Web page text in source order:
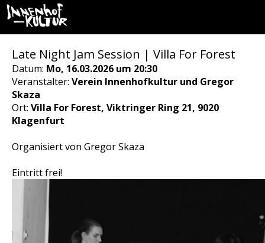
Late Night Jam Session | Villa For Forest
Datum: Mo, 16.03.2026 um 20:30
Veranstalter: Verein Innenhofkultur und Gregor
Skaza
Ort: Villa For Forest, Viktringer Ring 21, 9020
Klagenfurt
Organisiert von Gregor Skaza
Eintritt frei!